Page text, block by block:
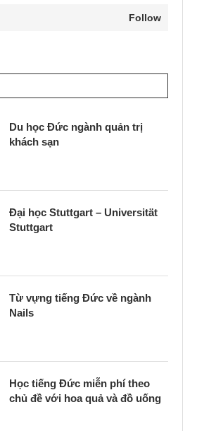
Follow
Du học Đức ngành quản trị
khách sạn
Đại học Stuttgart – Universität
Stuttgart
Từ vựng tiếng Đức về ngành
Nails
Học tiếng Đức miễn phí theo
chủ đề với hoa quả và đồ uống